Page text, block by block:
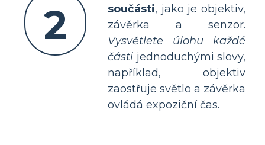
2
součásti, jako je objektiv,
závěrka a senzor.
Vysvětlete úlohu každé
části jednoduchými slovy,
například, objektiv
zaostřuje světlo a závěrka
ovládá expoziční čas.